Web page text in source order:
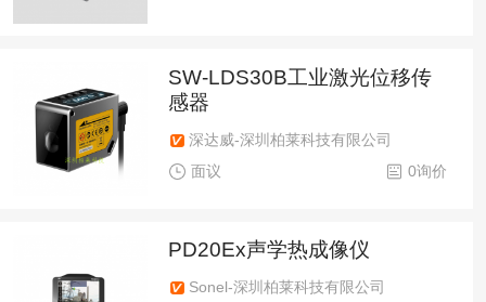
SW-LDS30B工业激光位移传
感器
深达威-深圳柏莱科技有限公司
0询价
面议
PD20Ex声学热成像仪
Sonel-深圳柏莱科技有限公司